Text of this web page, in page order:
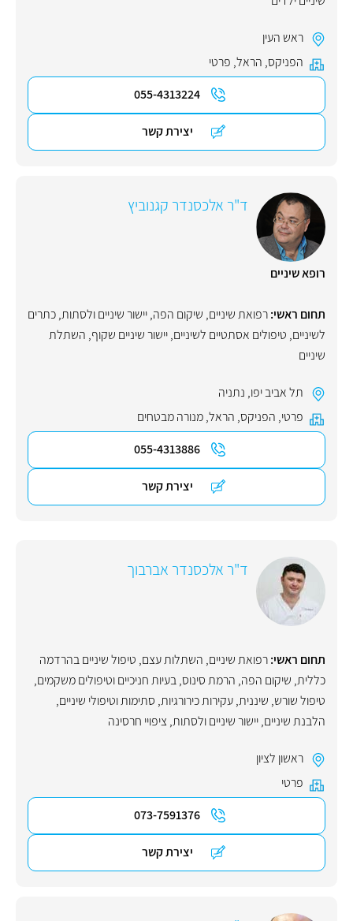
ראש העין
הפניקס, הראל, פרטי
055-4313224
יצירת קשר
ד"ר אלכסנדר קגנוביץ
רופא שיניים
תחום ראשי:רפואת שיניים, שיקום הפה,יישור שיניים ולסתות,כתרים
לשיניים, טיפולים אסתטיים לשיניים,יישור שיניים שקוף, השתלת
שיניים
תל אביב יפו, נתניה
פרטי, הפניקס, הראל,מנורה מבטחים
055-4313886
יצירת קשר
ד"ר אלכסנדר אברבוך
תחום ראשי:רפואת שיניים, השתלות עצם, טיפול שיניים בהרדמה
כללית, שיקום הפה, הרמת סינוס,בעיות חניכיים וטיפולים משקמים,
טיפול שורש, שיננית,עקירות כירורגיות, סתימות וטיפולי שיניים,
הלבנת שיניים,יישור שיניים ולסתות, ציפויי חרסינה
ראשון לציון
פרטי
073-7591376
יצירת קשר